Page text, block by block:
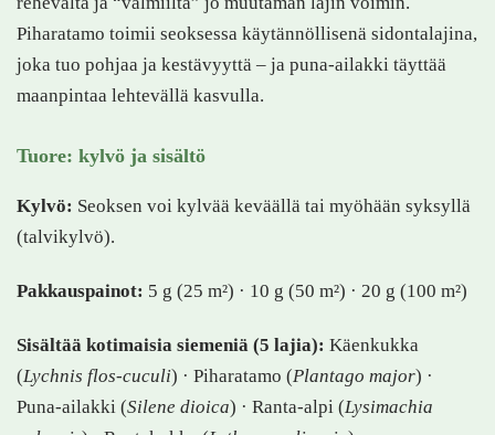
Piharatamo toimii seoksessa käytännöllisenä sidontalajina,
joka tuo pohjaa ja kestävyyttä – ja puna-ailakki täyttää
maanpintaa lehtevällä kasvulla.
Tuore: kylvö ja sisältö
Kylvö: Seoksen voi kylvää keväällä tai myöhään syksyllä
(talvikylvö).
Pakkauspainot: 5 g (25 m²) · 10 g (50 m²) · 20 g (100 m²)
Sisältää kotimaisia siemeniä (5 lajia): Käenkukka
(Lychnis flos-cuculi) · Piharatamo (Plantago major) ·
Puna-ailakki (Silene dioica) · Ranta-alpi (Lysimachia